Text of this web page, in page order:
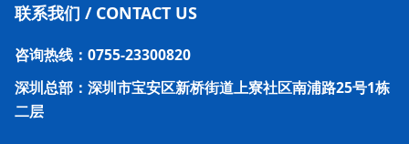
联系我们 / CONTACT US
咨询热线：0755-23300820
深圳总部：深圳市宝安区新桥街道上寮社区南浦路25号1栋
二层